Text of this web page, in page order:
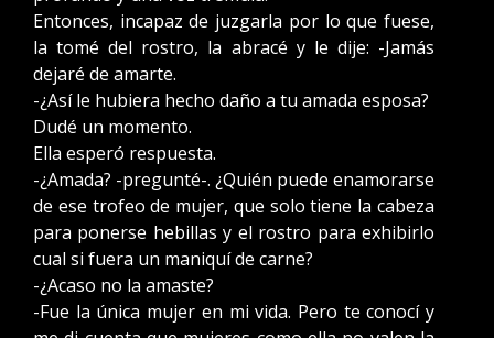
Entonces, incapaz de juzgarla por lo que fuese,
la tomé del rostro, la abracé y le dije: -Jamás
dejaré de amarte.
-¿Así le hubiera hecho daño a tu amada esposa?
Dudé un momento.
Ella esperó respuesta.
-¿Amada? -pregunté-. ¿Quién puede enamorarse
de ese trofeo de mujer, que solo tiene la cabeza
para ponerse hebillas y el rostro para exhibirlo
cual si fuera un maniquí de carne?
-¿Acaso no la amaste?
-Fue la única mujer en mi vida. Pero te conocí y